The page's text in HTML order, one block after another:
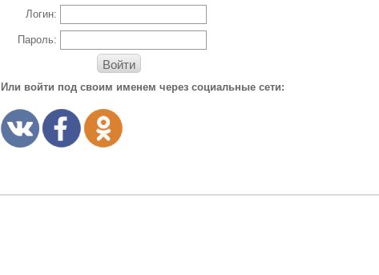
Логин:
Пароль:
Войти
Или войти под своим именем через социальные сети: